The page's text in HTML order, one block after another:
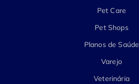
Pet Care
Pet Shops
Planos de Saúde
Varejo
Veterinária